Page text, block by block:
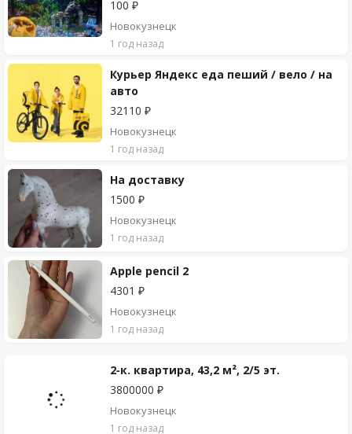
100 ₽
Новокузнецк
1 год назад
Курьер Яндекс еда пеший / вело / на
авто
32110 ₽
Новокузнецк
1 год назад
На доставку
1500 ₽
Новокузнецк
1 год назад
Apple pencil 2
4301 ₽
Новокузнецк
1 год назад
2-к. квартира, 43,2 м², 2/5 эт.
3800000 ₽
Новокузнецк
1 год назад